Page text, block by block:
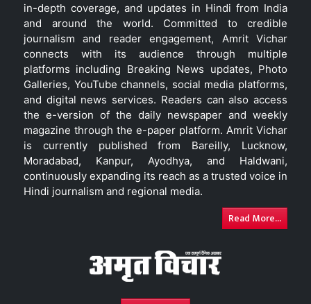
in-depth coverage, and updates in Hindi from India
and around the world. Committed to credible
journalism and reader engagement, Amrit Vichar
connects with its audience through multiple
platforms including Breaking News updates, Photo
Galleries, YouTube channels, social media platforms,
and digital news services. Readers can also access
the e-version of the daily newspaper and weekly
magazine through the e-paper platform. Amrit Vichar
is currently published from Bareilly, Lucknow,
Moradabad, Kanpur, Ayodhya, and Haldwani,
continuously expanding its reach as a trusted voice in
Hindi journalism and regional media.
Read More...